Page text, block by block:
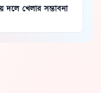
দলে খেলার সম্ভাবনা